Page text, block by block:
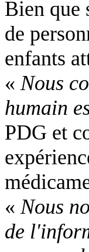
Bien que
de
enfants
« Nous
humain
PDG et
« Nous
de